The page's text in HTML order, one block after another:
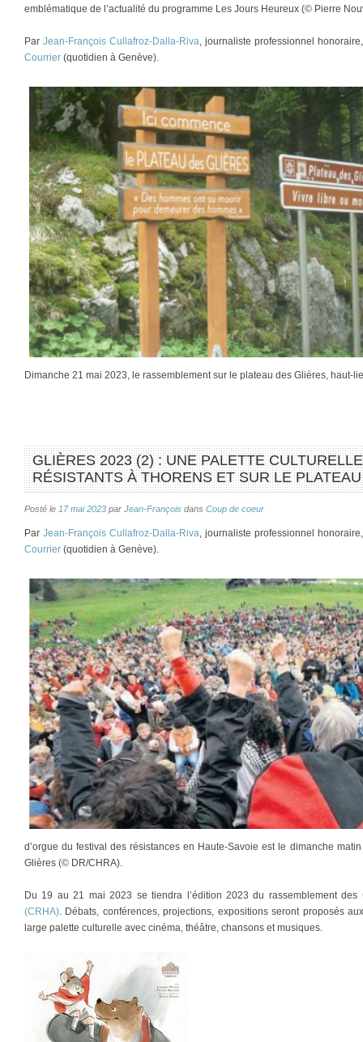
emblématique de l’actualité du programme Les Jours Heureux (© Pierre
Par Jean-François Cullafroz-Dalla-Riva, journaliste professionnel
Courrier (quotidien à Genève).
Dimanche 21 mai 2023, le rassemblement sur le plateau des Glières, haut-
GLIÈRES 2023 (2) : UNE PALETTE
RÉSISTANTS À THORENS ET SUR LE
Posté le 17 mai 2023 par Jean-François dans Coup de coeur
Par Jean-François Cullafroz-Dalla-Riva, journaliste professionnel
Courrier (quotidien à Genève).
d’orgue du festival des résistances en Haute-Savoie est le dimanche
Glières (© DR/CHRA).
Du 19 au 21 mai 2023 se tiendra l’édition 2023 du rassemblement des
(CRHA). Débats, conférences, projections, expositions seront proposés
large palette culturelle avec cinéma, théâtre, chansons et musiques.